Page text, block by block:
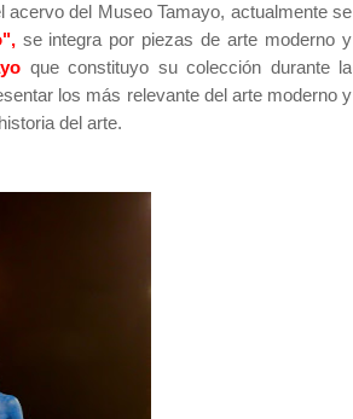
del Museo Tamayo, actualmente se
se integra por piezas de arte moderno y
que constituyo su colección durante la
los más relevante del arte moderno y
del arte.